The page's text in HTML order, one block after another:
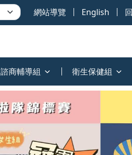
網站導覽 English
諮商輔導組 衛生保健組